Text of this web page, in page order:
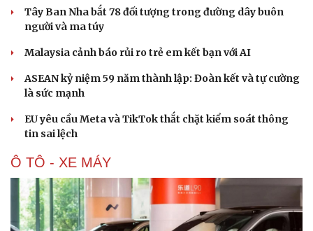
Tây Ban Nha bắt 78 đối tượng trong đường dây buôn
người và ma túy
Malaysia cảnh báo rủi ro trẻ em kết bạn với AI
ASEAN kỷ niệm 59 năm thành lập: Đoàn kết và tự cường
là sức mạnh
EU yêu cầu Meta và TikTok thắt chặt kiểm soát thông
tin sai lệch
Ô TÔ - XE MÁY